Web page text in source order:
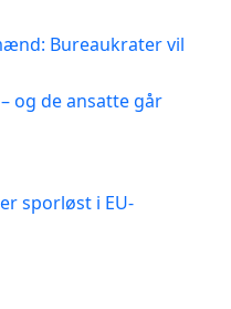
Bureaukrater vil
og de ansatte går
sporløst i EU-